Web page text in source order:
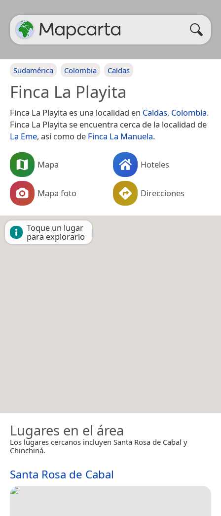
Sudamérica Colombia Caldas
Finca La Playita
Finca La Playita es una localidad en Caldas, Colombia.
Finca La Playita se encuentra cerca de la localidad de
La Eme, así como de Finca La Manuela.
Mapa Hoteles
Mapa foto Direcciones
Toque un lugar
para explorarlo
Lugares en el área
Los lugares cercanos incluyen Santa Rosa de Cabal y
Chinchiná.
Santa Rosa de Cabal